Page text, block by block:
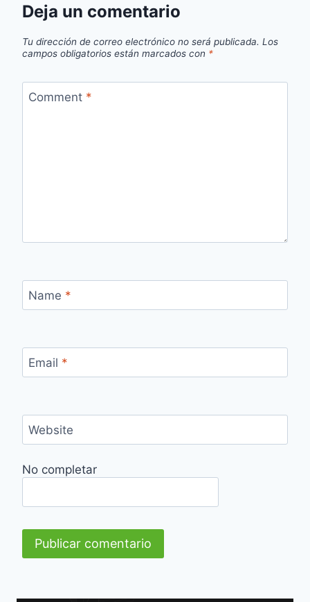
Deja un comentario
Tu dirección de correo electrónico no será publicada. Los
campos obligatorios están marcados con *
Comment *
Name *
Email *
Website
No completar